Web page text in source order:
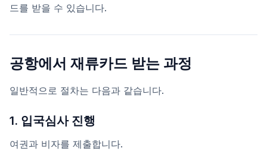
드를 받을 수 있습니다.
공항에서 재류카드 받는 과정
일반적으로 절차는 다음과 같습니다.
1. 입국심사 진행
여권과 비자를 제출합니다.